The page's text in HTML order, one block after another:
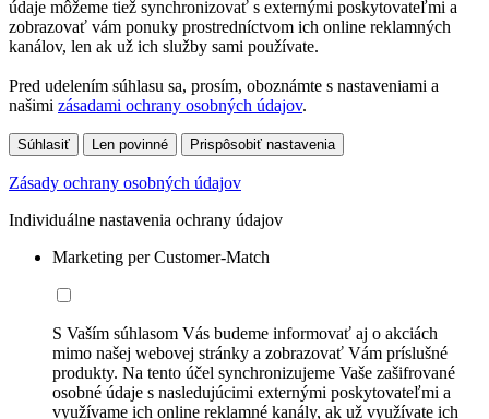
údaje môžeme tiež synchronizovať s externými poskytovateľmi a
zobrazovať vám ponuky prostredníctvom ich online reklamných
kanálov, len ak už ich služby sami používate.
Pred udelením súhlasu sa, prosím, oboznámte s nastaveniami a
našimi zásadami ochrany osobných údajov.
Súhlasiť Len povinné Prispôsobiť nastavenia
Zásady ochrany osobných údajov
Individuálne nastavenia ochrany údajov
Marketing per Customer-Match
S Vaším súhlasom Vás budeme informovať aj o akciách
mimo našej webovej stránky a zobrazovať Vám príslušné
produkty. Na tento účel synchronizujeme Vaše zašifrované
osobné údaje s nasledujúcimi externými poskytovateľmi a
využívame ich online reklamné kanály, ak už využívate ich